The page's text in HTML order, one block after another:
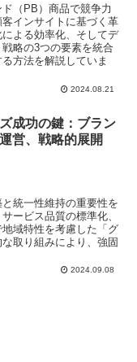
（PB）商品で競争力
インサイトに基づく革
よる効率化、そしてデ
略の3つの要素を統合
方法を解説していま
2024.08.21
成功の鍵：ブラン
営、戦略的展開
統一性維持の重要性を
ービス品質の標準化、
域特性を考慮した「グ
取り組みにより、強固
2024.09.08